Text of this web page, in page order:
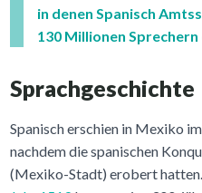
in denen Spanisch
130 Millionen Sprechern
Sprachgeschichte
Spanisch erschien in Mexiko
nachdem die spanischen
(Mexiko-Stadt) erobert hatten.